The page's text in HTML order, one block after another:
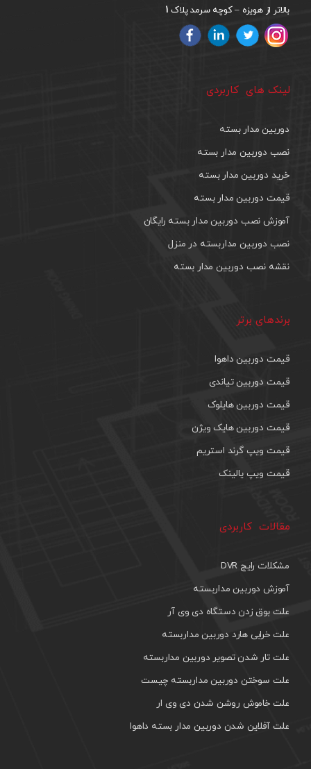
بالاتر از هویزه – کوچه سرمد پلاک 1
لینک های کاربردی
دوربین مدار بسته
نصب دوربین مدار بسته
خرید دوربین مدار بسته
قیمت دوربین مدار بسته
آموزش نصب دوربین مدار بسته رایگان
نصب دوربین مداربسته در منزل
نقشه نصب دوربین مدار بسته
برندهای برتر
قیمت دوربین داهوا
قیمت دوربین تیاندی
قیمت دوربین هایلوک
قیمت دوربین هایک ویژن
قیمت ویپ گرند استریم
قیمت ویپ یالینک
مقالات کاربردی
مشکلات رایج DVR
آموزش دوربین مداربسته
علت بوق زدن دستگاه دی وی آر
علت خرابی هارد دوربین مداربسته
علت تار شدن تصویر دوربین مداربسته
علت سوختن دوربین مداربسته چیست
علت خاموش روشن شدن دی وی ار
علت آفلاین شدن دوربین مدار بسته داهوا